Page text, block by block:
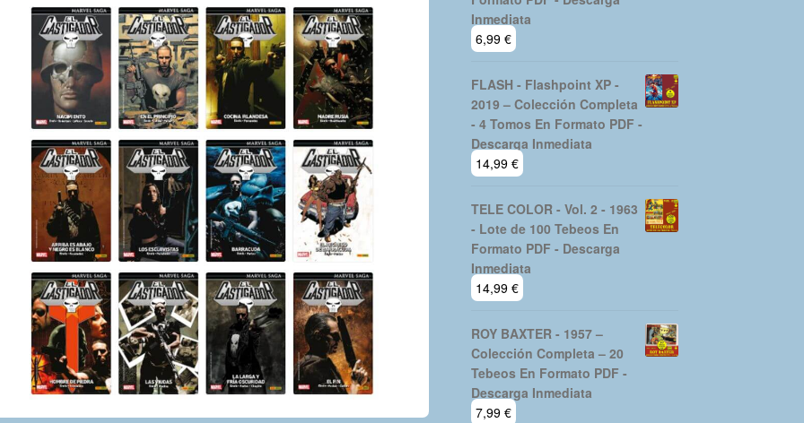
Inmediata
6,99 €
FLASH - Flashpoint XP -
2019 – Colección Completa
- 4 Tomos En Formato PDF -
Descarga Inmediata
14,99 €
TELE COLOR - Vol. 2 - 1963
- Lote de 100 Tebeos En
Formato PDF - Descarga
Inmediata
14,99 €
ROY BAXTER - 1957 –
Colección Completa – 20
Tebeos En Formato PDF -
Descarga Inmediata
7,99 €